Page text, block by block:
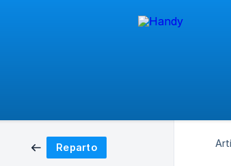
Reparto